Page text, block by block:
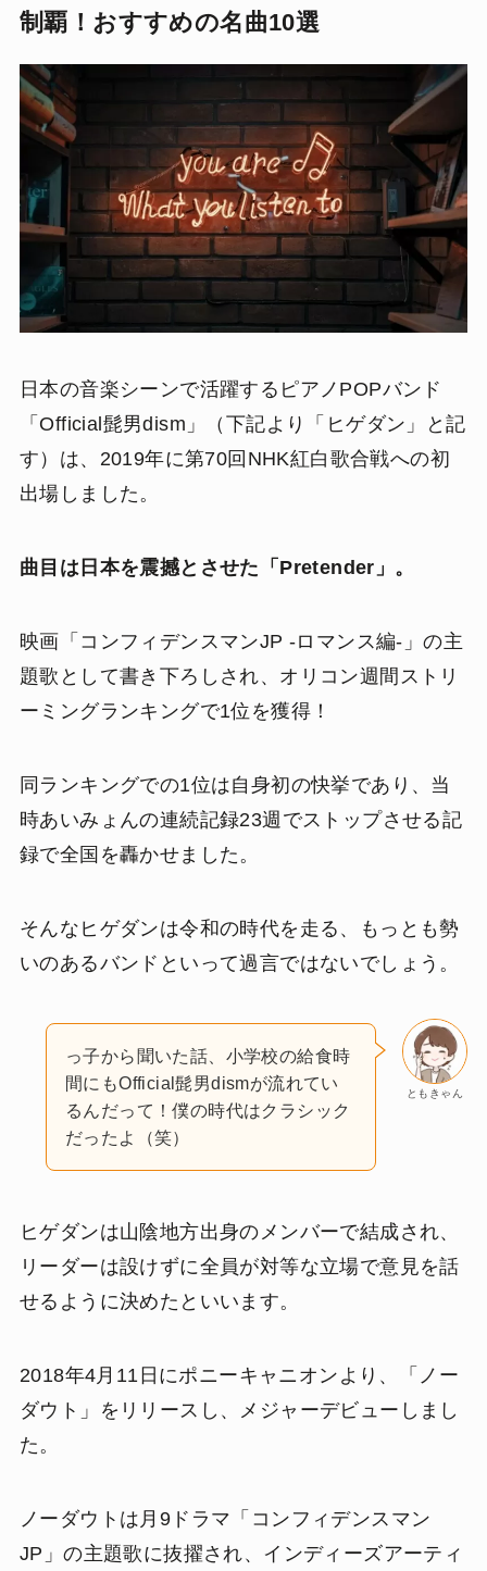
制覇！おすすめの名曲10選
日本の音楽シーンで活躍するピアノPOPバンド
「Official髭男dism」（下記より「ヒゲダン」と記
す）は、2019年に第70回NHK紅白歌合戦への初
出場しました。
曲目は日本を震撼とさせた「Pretender」。
映画「コンフィデンスマンJP -ロマンス編-」の主
題歌として書き下ろしされ、オリコン週間ストリ
ーミングランキングで1位を獲得！
同ランキングでの1位は自身初の快挙であり、当
時あいみょんの連続記録23週でストップさせる記
録で全国を轟かせました。
そんなヒゲダンは令和の時代を走る、もっとも勢
いのあるバンドといって過言ではないでしょう。
ともきゃん
っ子から聞いた話、小学校の給食時
間にもOfficial髭男dismが流れてい
るんだって！僕の時代はクラシック
だったよ（笑）
ヒゲダンは山陰地方出身のメンバーで結成され、
リーダーは設けずに全員が対等な立場で意見を話
せるように決めたといいます。
2018年4月11日にポニーキャニオンより、「ノー
ダウト」をリリースし、メジャーデビューしまし
た。
ノーダウトは月9ドラマ「コンフィデンスマン
JP」の主題歌に抜擢され、インディーズアーティ